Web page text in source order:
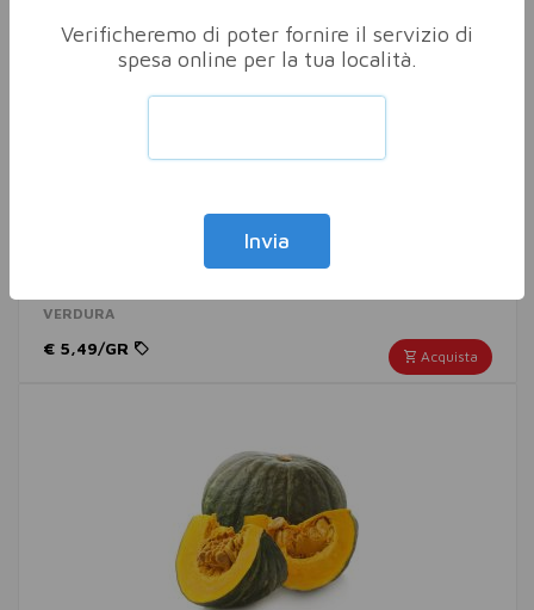
ZUCCA HALLOWEEN XL
VERDURA
Acquista
€ 5,49/GR
Verificheremo di poter fornire il servizio di
spesa online per la tua località.
Invia